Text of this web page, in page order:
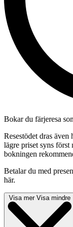
Bokar du färjeresa
Resestödet dras även
lägre priset syns först
bokningen
Betalar du med
här.
Visa mer Visa mindre